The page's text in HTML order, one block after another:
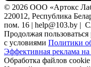
© 2026 ООО «Артокс
220012, Республика
пом. 16 | help@103.by |
Продолжая
с условиями Политики
Эффективная реклама на
Обработка файлов cookie